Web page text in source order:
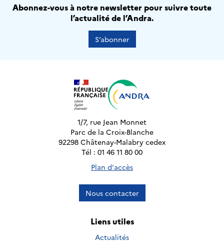
Abonnez-vous à notre newsletter pour suivre toute
l’actualité de l’Andra.
S’abonner
1/7, rue Jean Monnet
Parc de la Croix-Blanche
92298 Châtenay-Malabry cedex
Tél : 01 46 11 80 00
Plan d'accès
Nous contacter
Liens utiles
Actualités